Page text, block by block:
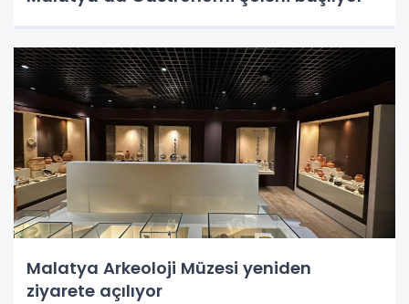
Malatya Arkeoloji Müzesi yeniden
ziyarete açılıyor